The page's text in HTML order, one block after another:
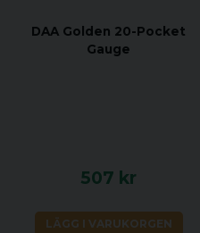
DAA Golden 20-Pocket
Gauge
507 kr
LÄGG I VARUKORGEN